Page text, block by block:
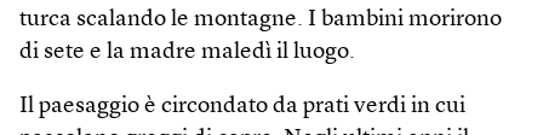
turca scalando le montagne. I bambini morirono
di sete e la madre maledì il luogo.
Il paesaggio è circondato da prati verdi in cui